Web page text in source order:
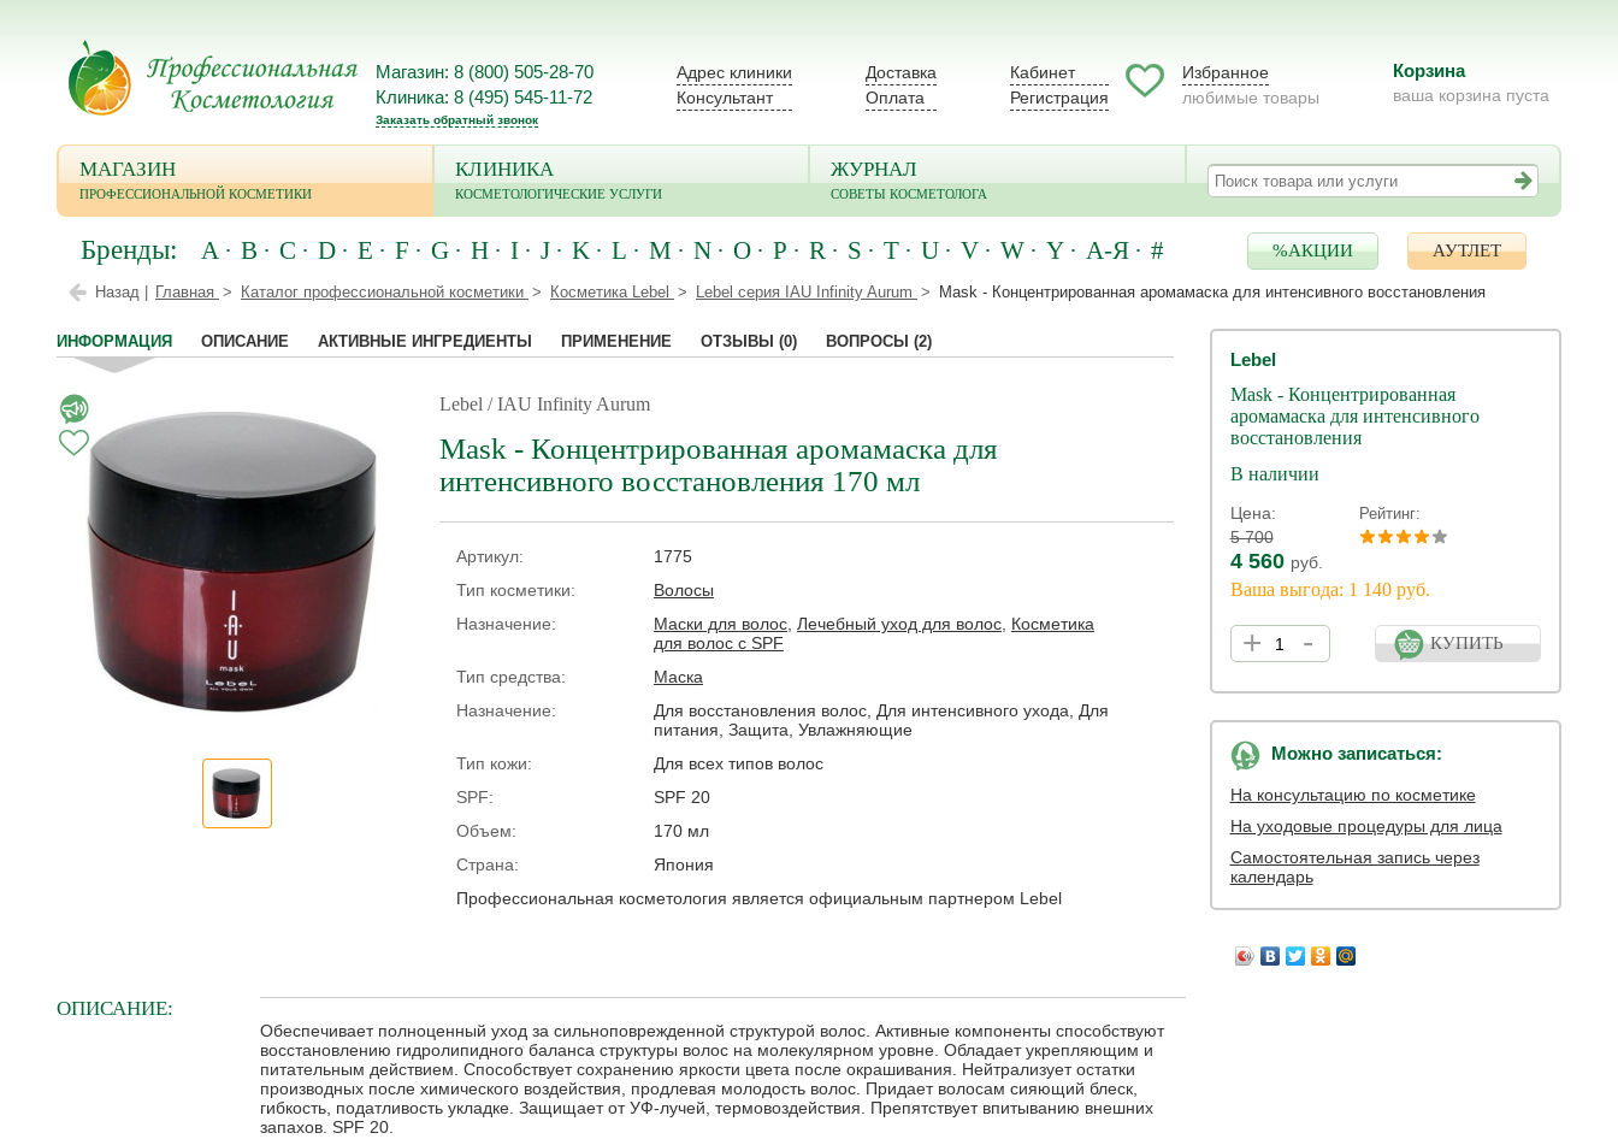
Магазин: 8 (800) 505-28-70
Клиника: 8 (495) 545-11-72
Заказать обратный звонок
Адрес клиники
Консультант
Доставка
Оплата
Кабинет
Регистрация
Избранное
любимые товары
Корзина
ваша корзина пуста
МАГАЗИН
ПРОФЕССИОНАЛЬНОЙ КОСМЕТИКИ
КЛИНИКА
КОСМЕТОЛОГИЧЕСКИЕ УСЛУГИ
ЖУРНАЛ
СОВЕТЫ КОСМЕТОЛОГА
Бренды: A B C D E F G H I J K L M N O P R S T U V W Y А-Я # %АКЦИИ АУТЛЕТ
Назад | Главная Каталог профессиональной косметики Косметика Lebel Lebel серия IAU Infinity Aurum Mask - Концентрированная аромамаска для интенсивного восстановления
ИНФОРМАЦИЯ ОПИСАНИЕ АКТИВНЫЕ ИНГРЕДИЕНТЫ ПРИМЕНЕНИЕ ОТЗЫВЫ (0) ВОПРОСЫ (2)
Lebel / IAU Infinity Aurum
Mask - Концентрированная аромамаска для
интенсивного восстановления 170 мл
Артикул:
1775
Тип косметики:
Волосы
Назначение:
Маски для волос, Лечебный уход для волос, Косметика
для волос с SPF
Тип средства:
Маска
Назначение:
Для восстановления волос, Для интенсивного ухода, Для
питания, Защита, Увлажняющие
Тип кожи:
Для всех типов волос
SPF:
SPF 20
Объем:
170 мл
Страна:
Япония
Профессиональная косметология является официальным партнером Lebel
Lebel
Mask - Концентрированная
аромамаска для интенсивного
восстановления
В наличии
Цена:
5 700
4 560 руб.
Рейтинг:
Ваша выгода: 1 140 руб.
+ - КУПИТЬ
Можно записаться:
На консультацию по косметике
На уходовые процедуры для лица
Самостоятельная запись через
календарь
ОПИСАНИЕ:
Обеспечивает полноценный уход за сильноповрежденной структурой волос. Активные компоненты способствуют
восстановлению гидролипидного баланса структуры волос на молекулярном уровне. Обладает укрепляющим и
питательным действием. Способствует сохранению яркости цвета после окрашивания. Нейтрализует остатки
производных после химического воздействия, продлевая молодость волос. Придает волосам сияющий блеск,
гибкость, податливость укладке. Защищает от УФ-лучей, термовоздействия. Препятствует впитыванию внешних
запахов. SPF 20.